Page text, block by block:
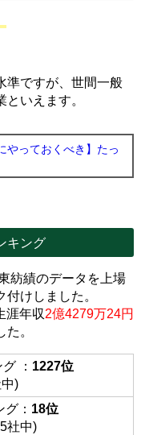
準ですが、世間一般
いえます。
やっておくべき】たっ
キング
紡績のデータを上場
けしました。
涯年収2億4279万24円
。
： 1227位
)
： 18位
社中)